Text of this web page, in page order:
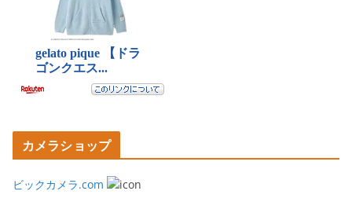
カメラショップ
ビックカメラ.com